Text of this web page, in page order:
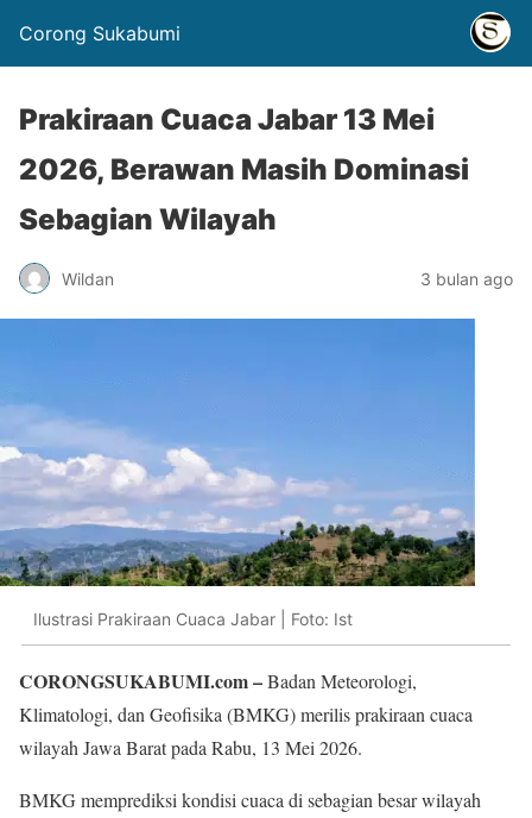
Corong Sukabumi
Prakiraan Cuaca Jabar 13 Mei
2026, Berawan Masih Dominasi
Sebagian Wilayah
Wildan 3 bulan ago
Ilustrasi Prakiraan Cuaca Jabar | Foto: Ist
CORONGSUKABUMI.com –Badan Meteorologi,
Klimatologi, dan Geofisika (BMKG) merilis prakiraan cuaca
wilayah Jawa Barat pada Rabu, 13 Mei 2026.
BMKG memprediksi kondisi cuaca di sebagian besar wilayah